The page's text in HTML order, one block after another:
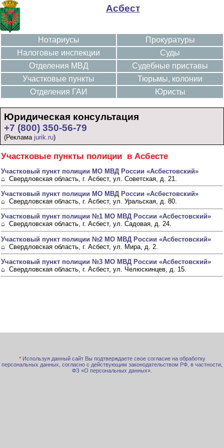
Асбест
Нотариусы
Налоговые инспекции
Отделения МВД
Участковые пункты
Отделения ГАИ
Прокуратуры
Суды
Судебные приставы
Тюрьмы, колонии
Юристы
Юридическая консультация
+7 (800) 350-56-79
(Реклама jurik.ru)
Участковые пункты полиции в Асбесте
Участковый пункт полиции МО МВД России «Асбестовский»
⌂ Свердловская область, г. Асбест, ул. Советская, д. 21.
Участковый пункт полиции МО МВД России «Асбестовский»
⌂ Свердловская область, г. Асбест, ул. Уральская, д. 80.
Участковый пункт полиции №1 МО МВД России «Асбестовский»
⌂ Свердловская область, г. Асбест, ул. Садовая, д. 24.
Участковый пункт полиции №2 МО МВД России «Асбестовский»
⌂ Свердловская область, г. Асбест, ул. Мира, д. 2.
Участковый пункт полиции №3 МО МВД России «Асбестовский»
⌂ Свердловская область, г. Асбест, ул. Челюскинцев, д. 15.
* Используя данный сайт Вы подтверждаете свое согласие на обработку
персональных данных, согласно с действующим законодательством РФ, в частности,
ФЗ «О персональных данных».